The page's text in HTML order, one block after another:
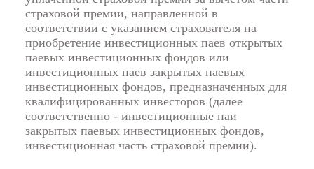
страховой премии, направленной в
соответствии с указанием страхователя на
приобретение инвестиционных паев открытых
паевых инвестиционных фондов или
инвестиционных паев закрытых паевых
инвестиционных фондов, предназначенных для
квалифицированных инвесторов (далее
соответственно - инвестиционные паи
закрытых паевых инвестиционных фондов,
инвестиционная часть страховой премии).